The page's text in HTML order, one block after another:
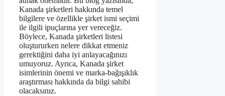
Kanada şirketleri hakkında temel
bilgilere ve özellikle şirket ismi seçimi
ile ilgili ipuçlarına yer vereceğiz.
Böylece, Kanada şirketleri listesi
oluştururken nelere dikkat etmeniz
gerektiğini daha iyi anlayacağınızı
umuyoruz. Ayrıca, Kanada şirket
isimlerinin önemi ve marka-bağışıklık
araştırması hakkında da bilgi sahibi
olacaksınız.